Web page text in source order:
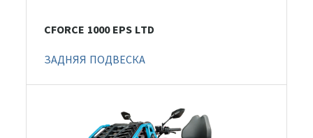
CFORCE 1000 EPS LTD
ЗАДНЯЯ ПОДВЕСКА